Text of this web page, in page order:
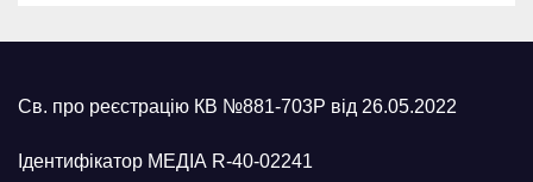
Св. про реєстрацію КВ №881-703Р від 26.05.2022
Ідентифікатор МЕДІА R-40-02241